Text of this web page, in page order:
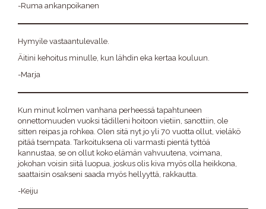
-Ruma ankanpoikanen
Hymyile vastaantulevalle.
Äitini kehoitus minulle, kun lähdin eka kertaa kouluun.
-Marja
Kun minut kolmen vanhana perheessä tapahtuneen
onnettomuuden vuoksi tädilleni hoitoon vietiin, sanottiin, ole
sitten reipas ja rohkea. Olen sitä nyt jo yli 70 vuotta ollut, vieläkö
pitää tsempata. Tarkoituksena oli varmasti pientä tyttöä
kannustaa, se on ollut koko elämän vahvuutena, voimana,
jokohan voisin siitä luopua, joskus olis kiva myös olla heikkona,
saattaisin osakseni saada myös hellyyttä, rakkautta.
-Keiju